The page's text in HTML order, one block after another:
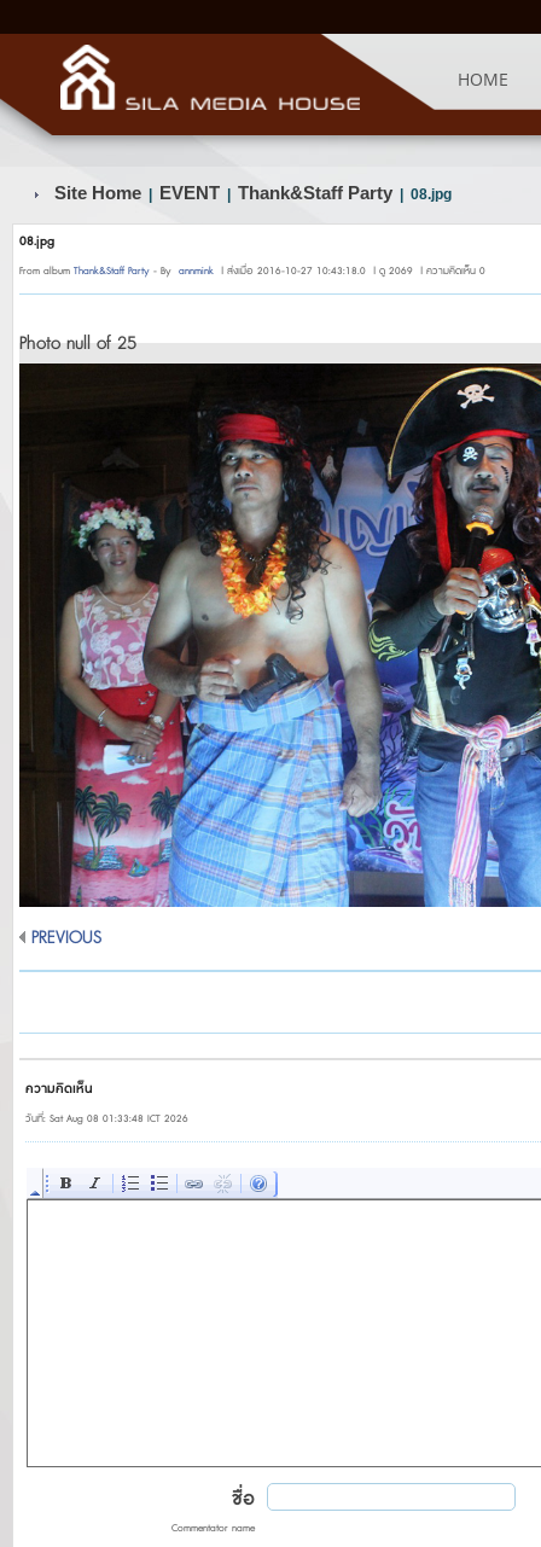
HOME
Site Home EVENT Thank&Staff Party | 08.jpg
08.jpg
From album Thank&Staff Party - By annmink | ส่งเมื่อ 2016-10-27 10:43:18.0 | ดู 2069 | ความคิดเห็น 0
Photo null of 25
PREVIOUS
ความคิดเห็น
วันที่: Sat Aug 08 01:33:48 ICT 2026
ชื่อ
Commentator name